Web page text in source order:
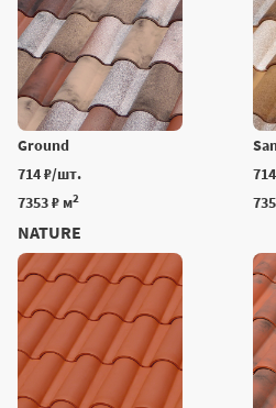
Ground
714 ₽/шт.
7353 ₽ м2
NATURE